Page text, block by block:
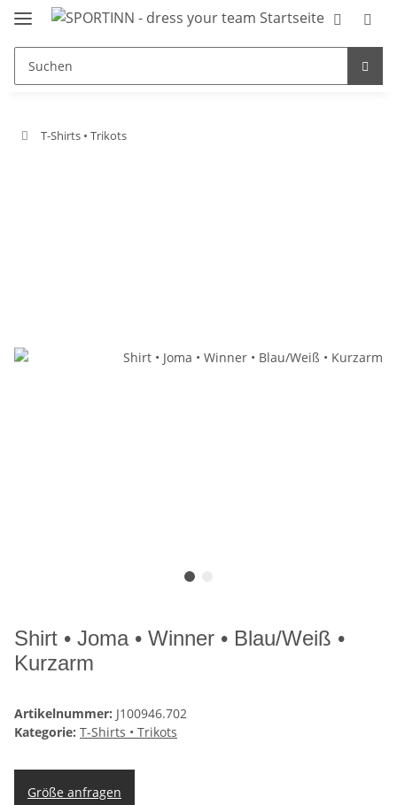
T-Shirts • Trikots
Shirt • Joma • Winner • Blau/Weiß •
Kurzarm
Artikelnummer: J100946.702
Kategorie: T-Shirts • Trikots
Größe anfragen